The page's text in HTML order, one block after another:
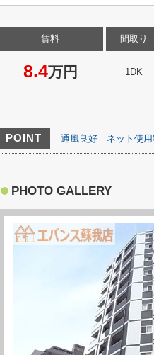
賃料
8.4万円
間取り
1DK
POINT 通風良好 ネット使
PHOTO GALLERY